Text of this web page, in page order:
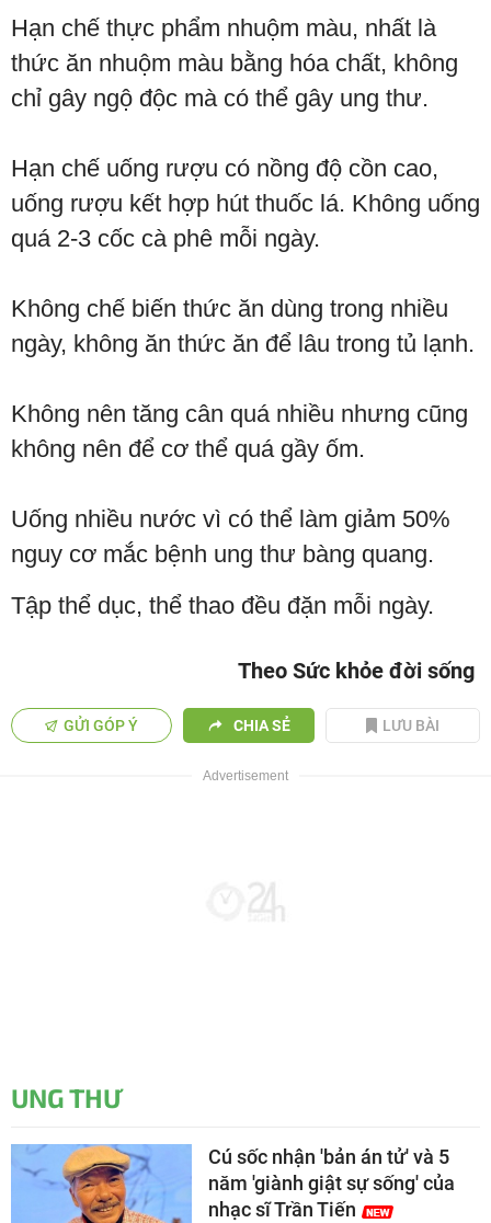
Hạn chế thực phẩm nhuộm màu, nhất là
thức ăn nhuộm màu bằng hóa chất, không
chỉ gây ngộ độc mà có thể gây ung thư.
Hạn chế uống rượu có nồng độ cồn cao,
uống rượu kết hợp hút thuốc lá. Không uống
quá 2-3 cốc cà phê mỗi ngày.
Không chế biến thức ăn dùng trong nhiều
ngày, không ăn thức ăn để lâu trong tủ lạnh.
Không nên tăng cân quá nhiều nhưng cũng
không nên để cơ thể quá gầy ốm.
Uống nhiều nước vì có thể làm giảm 50%
nguy cơ mắc bệnh ung thư bàng quang.
Tập thể dục, thể thao đều đặn mỗi ngày.
Theo Sức khỏe đời sống
GỬI GÓP Ý CHIA SẺ LƯU BÀI
UNG THƯ
Cú sốc nhận 'bản án tử' và 5
năm 'giành giật sự sống' của
nhạc sĩ Trần Tiến